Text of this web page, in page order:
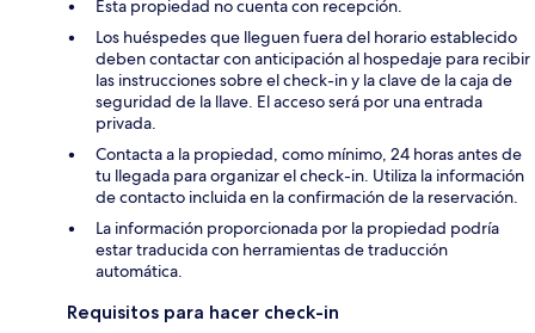
Esta propiedad no cuenta con recepción.
Los huéspedes que lleguen fuera del horario establecido
deben contactar con anticipación al hospedaje para recibir
las instrucciones sobre el check-in y la clave de la caja de
seguridad de la llave. El acceso será por una entrada
privada.
Contacta a la propiedad, como mínimo, 24 horas antes de
tu llegada para organizar el check-in. Utiliza la información
de contacto incluida en la confirmación de la reservación.
La información proporcionada por la propiedad podría
estar traducida con herramientas de traducción
automática.
Requisitos para hacer check-in